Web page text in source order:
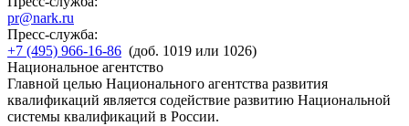
pr@nark.ru
Пресс-служба:
+7 (495) 966-16-86 (доб. 1019 или 1026)
Национальное агентство
Главной целью Национального агентства развития
квалификаций является содействие развитию Национальной
системы квалификаций в России.